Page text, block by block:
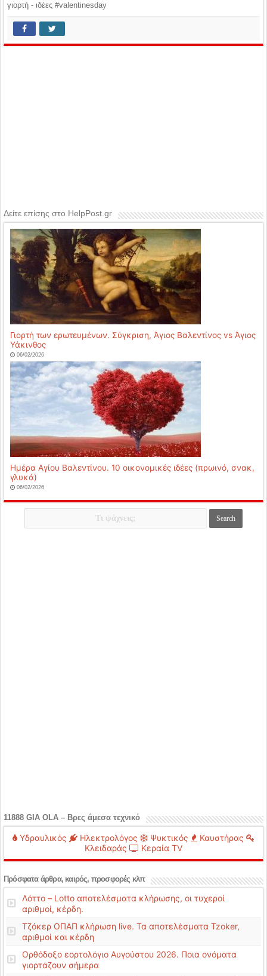
γιορτή - ιδέες #valentinesday
Δείτε επίσης στο HelpPost.gr
Γιορτή των ερωτευμένων. Σύγκριση, Άγιος Βαλεντίνος vs Άγιος
Υάκινθος
06/02/2026
Ημέρα Αγίου Βαλεντίνου. 10 οικονομικές ιδέες (πρωινό, σνακ,
γλυκά)
06/02/2026
11888 GIA OLA – Βρες άμεσα τεχνικό
Υδραυλικός Ηλεκτρολόγος Ψυκτικός
Καυστήρας
Κλειδαράς
Κεραία TV
Πρόσφατα άρθρα, καιρός, προσφορές κλπ
Λόττο – Lotto αποτελέσματα κλήρωσης, οι τυχεροί
αριθμοί, κέρδη.
Τζόκερ ΟΠΑΠ κλήρωση live. Τα αποτελέσματα Tzoker,
αριθμοί και κέρδη
Ορθόδοξο εορτολόγιο Αυγούστου 2026. Ποια ονόματα
γιορτάζουν σήμερα